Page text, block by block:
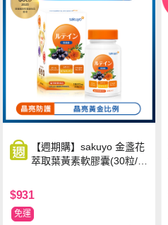
【週期購】sakuyo 金盞花
萃取葉黃素軟膠囊(30粒/
$931
免運